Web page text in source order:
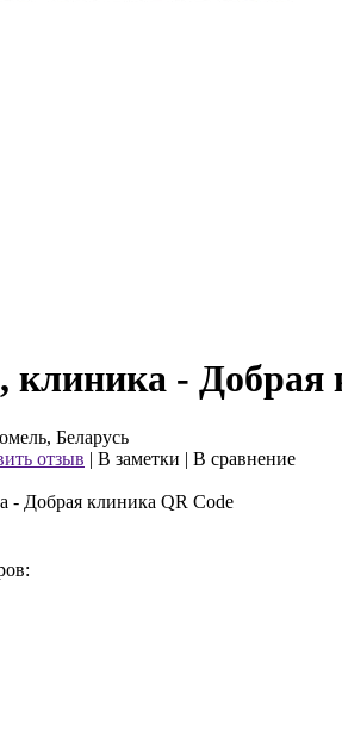
клиника - Добрая
Беларусь
отзыв | В заметки | В сравнение